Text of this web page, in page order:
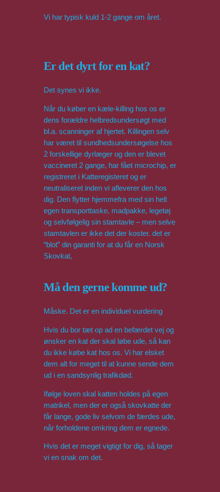
Vi har typisk kuld 1-2 gange om året.
Er det dyrt for en kat?
Det synes vi ikke.
Når du køber en kæle-killing hos os er
dens forældre helbredsundersøgt med
bl.a. scanninger af hjertet. Killingen selv
har været til sundhedsundersøgelse hos
2 forskellige dyrlæger og den er blevet
vaccineret 2 gange, har fået microchip, er
registreret i Katteregisteret og er
neutraliseret inden vi afleverer den hos
dig. Den flytter hjemmefra med sin helt
egen transporttaske, madpakke, legetøj
og selvfølgelig sin stamtavle – men selve
stamtavlen er ikke det der koster. det er
“blot” din garanti for at du får en Norsk
Skovkat,
Må den gerne komme ud?
Måske. Det er en individuel vurdering
Hvis du bor tæt op ad en befærdet vej og
ønsker en kat der skal løbe ude, så kan
du ikke købe kat hos os. Vi har elsket
dem alt for meget til at kunne sende dem
ud i en sandsynlig trafikdød.
Ifølge loven skal katten holdes på egen
matrikel, men der er også skovkatte der
får lange, gode liv selvom de færdes ude,
når forholdene omkring dem er egnede.
Hvis det er meget vigtigt for dig, så tager
vi en snak om det.